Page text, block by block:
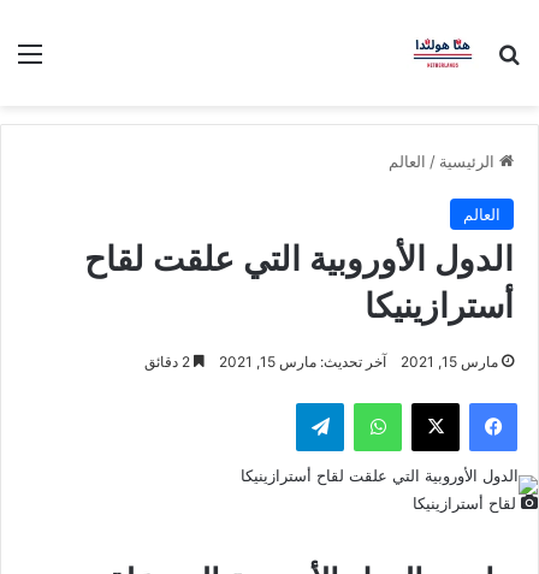
بحث عن
الرئيسية / العالم
العالم
الدول الأوروبية التي علقت لقاح
أسترازينيكا
مارس 15, 2021 آخر تحديث: مارس 15, 2021
فيسبوك ‫X واتساب تيلقرام
لقاح أسترازينيكا